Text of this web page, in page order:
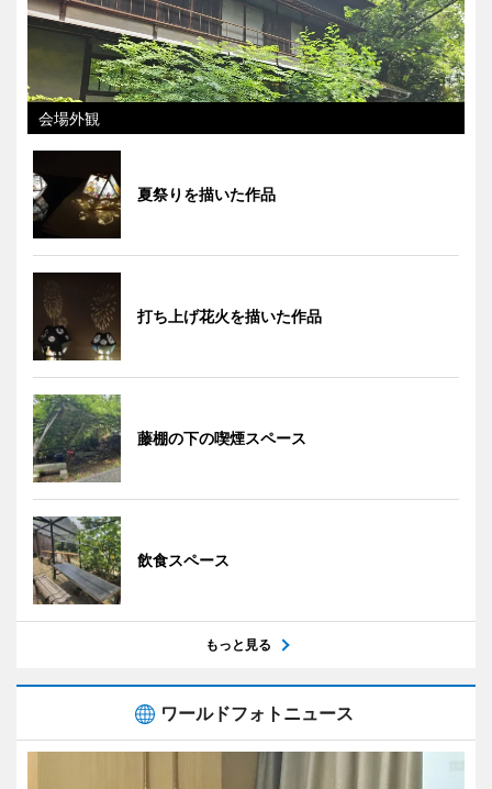
会場外観
夏祭りを描いた作品
打ち上げ花火を描いた作品
藤棚の下の喫煙スペース
飲食スペース
もっと見る
ワールドフォトニュース